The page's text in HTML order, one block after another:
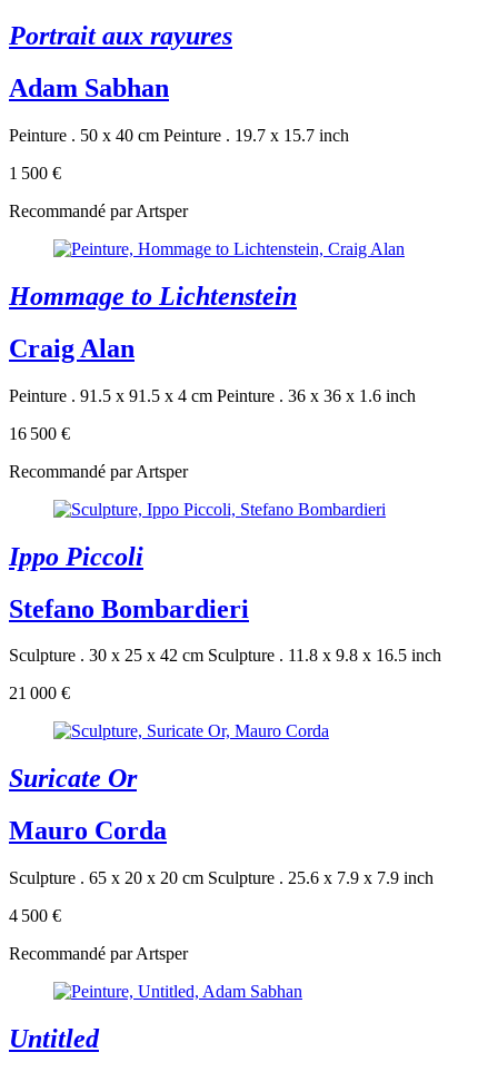
Portrait aux rayures
Adam Sabhan
Peinture . 50 x 40 cm Peinture . 19.7 x 15.7 inch
1 500 €
Recommandé par Artsper
Hommage to Lichtenstein
Craig Alan
Peinture . 91.5 x 91.5 x 4 cm Peinture . 36 x 36 x 1.6 inch
16 500 €
Recommandé par Artsper
Ippo Piccoli
Stefano Bombardieri
Sculpture . 30 x 25 x 42 cm Sculpture . 11.8 x 9.8 x 16.5 inch
21 000 €
Suricate Or
Mauro Corda
Sculpture . 65 x 20 x 20 cm Sculpture . 25.6 x 7.9 x 7.9 inch
4 500 €
Recommandé par Artsper
Untitled